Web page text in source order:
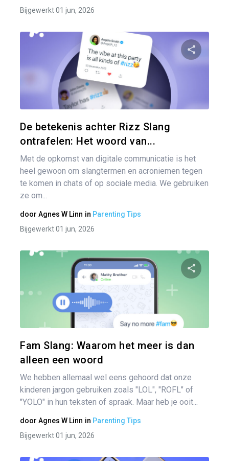
Bijgewerkt 01 jun, 2026
De betekenis achter Rizz Slang
ontrafelen: Het woord van...
Met de opkomst van digitale communicatie is het
heel gewoon om slangtermen en acroniemen tegen
te komen in chats of op sociale media. We gebruiken
ze om...
door Agnes W Linn in Parenting Tips
Bijgewerkt 01 jun, 2026
Fam Slang: Waarom het meer is dan
alleen een woord
We hebben allemaal wel eens gehoord dat onze
kinderen jargon gebruiken zoals "LOL", "ROFL" of
"YOLO" in hun teksten of spraak. Maar heb je ooit...
door Agnes W Linn in Parenting Tips
Bijgewerkt 01 jun, 2026